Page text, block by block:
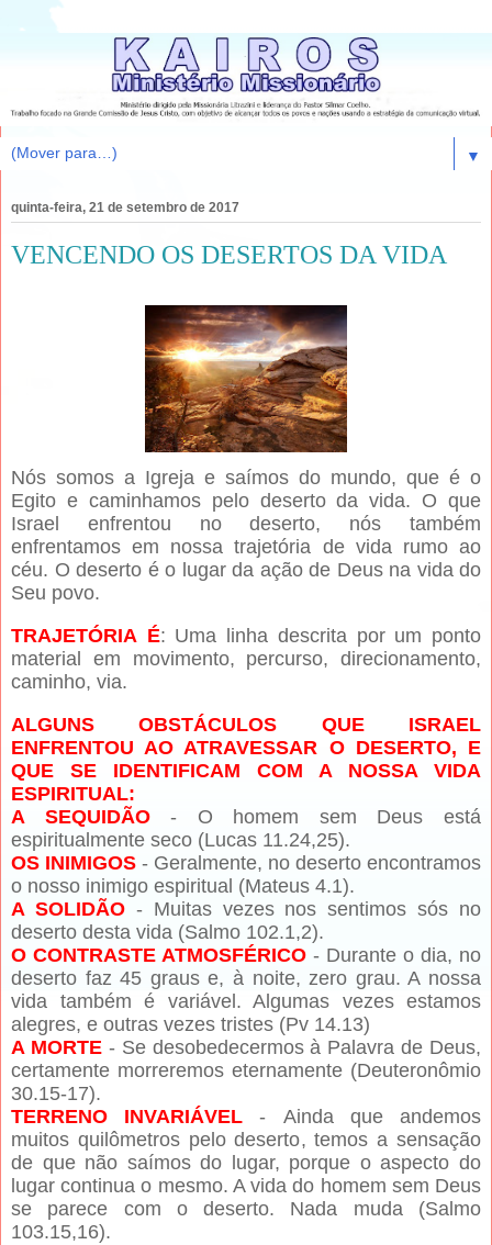
▼
quinta-feira, 21 de setembro de 2017
VENCENDO OS DESERTOS DA VIDA
Nós somos a Igreja e saímos do mundo, que é o
Egito e caminhamos pelo deserto da vida. O que
Israel enfrentou no deserto, nós também
enfrentamos em nossa trajetória de vida rumo ao
céu. O deserto é o lugar da ação de Deus na vida do
Seu povo.
TRAJETÓRIA É: Uma linha descrita por um ponto
material em movimento, percurso, direcionamento,
caminho, via.
ALGUNS OBSTÁCULOS QUE ISRAEL
ENFRENTOU AO ATRAVESSAR O DESERTO, E
QUE SE IDENTIFICAM COM A NOSSA VIDA
ESPIRITUAL:
A SEQUIDÃO- O homem sem Deus está
espiritualmente seco (Lucas 11.24,25).
OS INIMIGOS - Geralmente, no deserto encontramos
o nosso inimigo espiritual (Mateus 4.1).
A SOLIDÃO- Muitas vezes nos sentimos sós no
deserto desta vida (Salmo 102.1,2).
O CONTRASTE ATMOSFÉRICO - Durante o dia, no
deserto faz 45 graus e, à noite, zero grau. A nossa
vida também é variável. Algumas vezes estamos
alegres, e outras vezes tristes (Pv 14.13)
A MORTE- Se desobedecermos à Palavra de Deus,
certamente morreremos eternamente (Deuteronômio
30.15-17).
TERRENO INVARIÁVEL- Ainda que andemos
muitos quilômetros pelo deserto, temos a sensação
de que não saímos do lugar, porque o aspecto do
lugar continua o mesmo. A vida do homem sem Deus
se parece com o deserto. Nada muda (Salmo
103.15,16).